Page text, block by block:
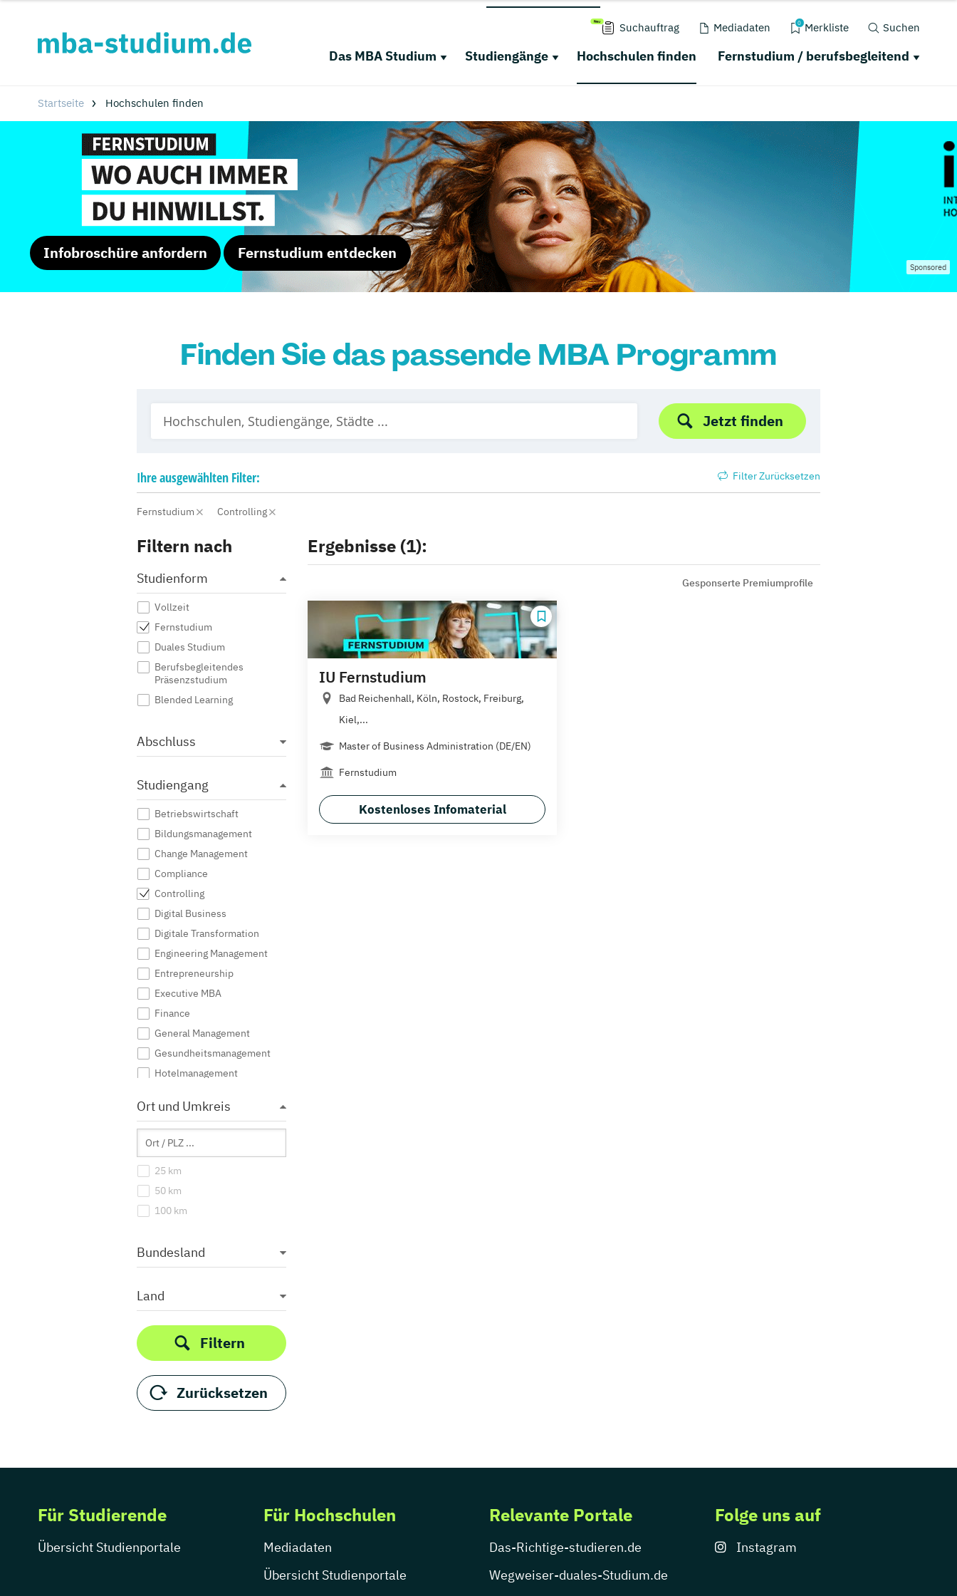
Suchauftrag Mediadaten 0 Merkliste Suchen
Das MBA Studium Studiengänge Hochschulen finden Fernstudium / berufsbegleitend
Startseite Hochschulen finden
Infobroschüre anfordern Fernstudium entdecken
Sponsored
Finden Sie das passende MBA Programm
Jetzt finden
Ihreausgewählten Filter: Filter Zurücksetzen
Fernstudium Controlling
Filtern nach
Studienform
Vollzeit
Fernstudium
Duales Studium
Berufsbegleitendes
Präsenzstudium
Blended Learning
Abschluss
Studiengang
Betriebswirtschaft
Bildungsmanagement
Change Management
Compliance
Controlling
Digital Business
Digitale Transformation
Engineering Management
Entrepreneurship
Executive MBA
Finance
General Management
Gesundheitsmanagement
Hotelmanagement
International Management
IT Management
Marketing
Medien
Personalmanagement
Projektmanagement
Sport
Steuerlehre
Sustainability Management
Technische BWL
Technologiemanagement
Tourismus
Versicherung
Ort und Umkreis
25 km
50 km
100 km
Bundesland
Land
Filtern
Zurücksetzen
Ergebnisse (1):
Gesponserte Premiumprofile
IU Fernstudium
Bad Reichenhall, Köln, Rostock, Freiburg,
Kiel,...
Master of Business Administration (DE/EN)
Fernstudium
Kostenloses Infomaterial
Für Studierende
Übersicht Studienportale
Für Hochschulen
Mediadaten
Übersicht Studienportale
Relevante Portale
Das-Richtige-studieren.de
Wegweiser-duales-Studium.de
Folge uns auf
Instagram